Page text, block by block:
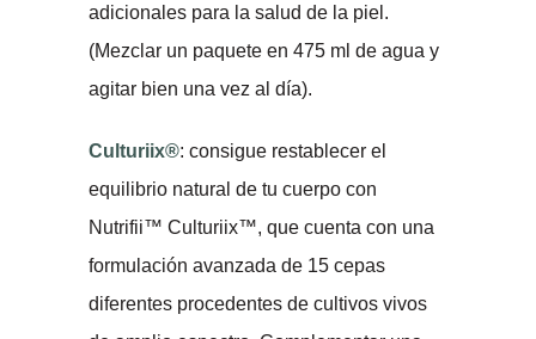
adicionales para la salud de la piel.
(Mezclar un paquete en 475 ml de agua y
agitar bien una vez al día).
Culturiix®: consigue restablecer el
equilibrio natural de tu cuerpo con
Nutrifii™ Culturiix™, que cuenta con una
formulación avanzada de 15 cepas
diferentes procedentes de cultivos vivos